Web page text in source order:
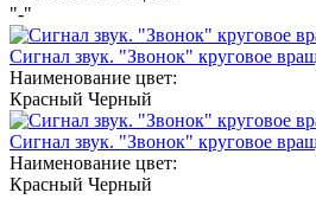
"-"
Сигнал звук. "Звонок" круговое
Наименование цвет:
Красный Черный
Сигнал звук. "Звонок" круговое
Наименование цвет:
Красный Черный